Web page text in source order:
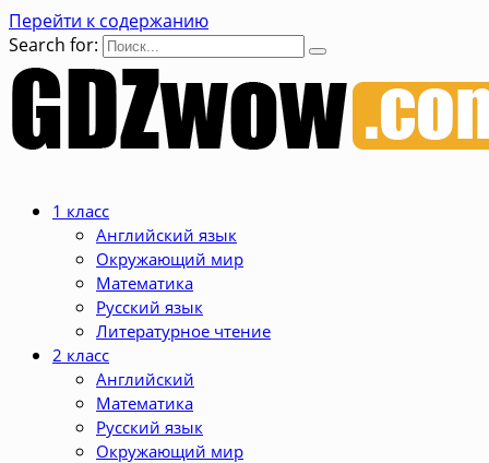
Перейти к содержанию
Search for:
1 класс
Английский язык
Окружающий мир
Математика
Русский язык
Литературное чтение
2 класс
Английский
Математика
Русский язык
Окружающий мир